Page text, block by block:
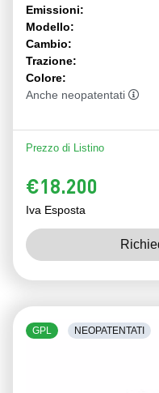
Emissioni:
Modello:
Cambio:
Trazione:
Colore:
Anche neopatentati
Prezzo di Listino
€18.200
Iva Esposta
GPL NEOPATENTATI